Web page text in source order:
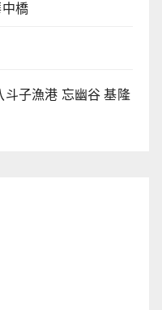
橋
斗子漁港 忘幽谷 基隆